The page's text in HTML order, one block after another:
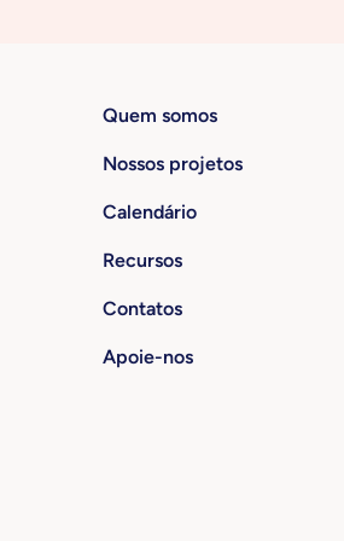
Quem somos
Nossos projetos
Calendário
Recursos
Contatos
Apoie-nos